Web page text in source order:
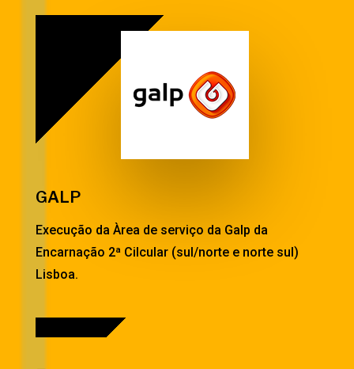
GALP
Execução da Àrea de serviço da Galp da
Encarnação 2ª Cilcular (sul/norte e norte sul)
Lisboa.